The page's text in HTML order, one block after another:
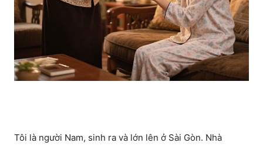
Tôi là người Nam, sinh ra và lớn lên ở Sài Gòn. Nhà